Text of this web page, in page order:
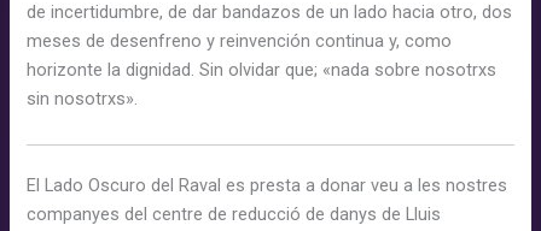
de incertidumbre, de dar bandazos de un lado hacia otro, dos
meses de desenfreno y reinvención continua y, como
horizonte la dignidad. Sin olvidar que; «nada sobre nosotrxs
sin nosotrxs».
El Lado Oscuro del Raval es presta a donar veu a les nostres
companyes del centre de reducció de danys de Lluis